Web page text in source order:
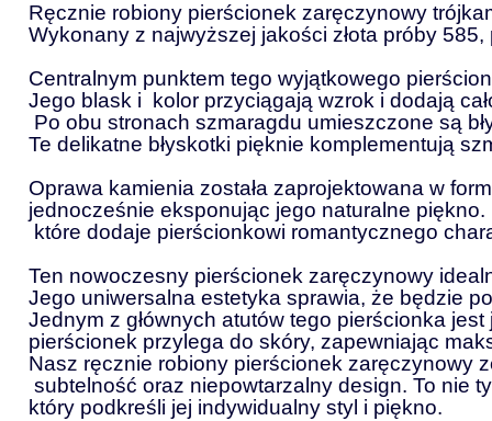
Ręcznie robiony pierścionek zaręczynowy
Wykonany z najwyższej jakości złota próby
Centralnym punktem tego wyjątkowego
Jego blask i  kolor przyciągają wzrok i dodają
Po obu stronach szmaragdu umieszczone są
Te delikatne błyskotki pięknie komplementują
Oprawa kamienia została zaprojektowana w
jednocześnie eksponując jego naturalne
które dodaje pierścionkowi romantycznego
Ten nowoczesny pierścionek zaręczynowy
Jego uniwersalna estetyka sprawia, że będzie
Jednym z głównych atutów tego pierścionka
pierścionek przylega do skóry, zapewniając
Nasz ręcznie robiony pierścionek zaręczynowy
subtelność oraz niepowtarzalny design. To nie
który podkreśli jej indywidualny styl i piękno.